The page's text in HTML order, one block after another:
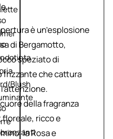
Blush
è un’esplosione
di Bergamotto,
speziato di
frizzante che cattura
della fragranza
ricco e
la Rosa e